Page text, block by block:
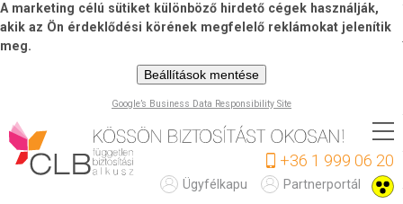
A marketing célú sütiket különböző hirdető cégek használják,
akik az Ön érdeklődési körének megfelelő reklámokat jelenítik
meg.
Beállítások mentése
Google’s Business Data Responsibility Site
Ugrás
a
tartalomra
+36 1 999 06 20
Partnerportál
Ügyfélkapu